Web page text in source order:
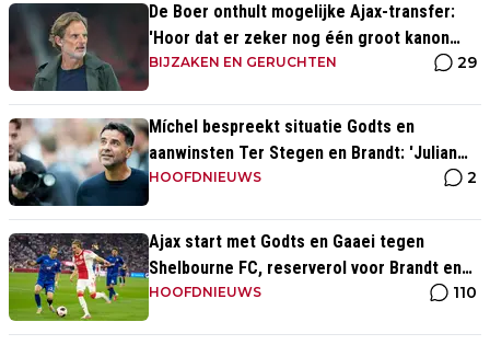
De Boer onthult mogelijke Ajax-transfer:
'Hoor dat er zeker nog één groot kanon
aankomt'
BIJZAKEN EN GERUCHTEN 29
Míchel bespreekt situatie Godts en
aanwinsten Ter Stegen en Brandt: 'Julian
kan spelen in de slotfase'
HOOFDNIEUWS 2
Ajax start met Godts en Gaaei tegen
Shelbourne FC, reserverol voor Brandt en
Ter Stegen
HOOFDNIEUWS 110